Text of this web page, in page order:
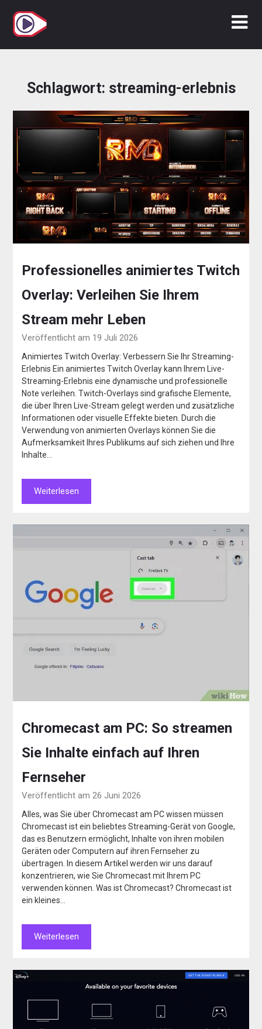
Inhalt
springen
Schlagwort: streaming-erlebnis
Professionelles animiertes Twitch
Overlay: Verleihen Sie Ihrem
Stream mehr Leben
Veröffentlicht am 19 Juli 2026
Animiertes Twitch Overlay: Verbessern Sie Ihr Streaming-
Erlebnis Ein animiertes Twitch Overlay kann Ihrem Live-
Streaming-Erlebnis eine dynamische und professionelle
Note verleihen. Twitch-Overlays sind grafische Elemente,
die über Ihren Live-Stream gelegt werden und zusätzliche
Informationen oder visuelle Effekte bieten. Durch die
Verwendung von animierten Overlays können Sie die
Aufmerksamkeit Ihres Publikums auf sich ziehen und Ihre
Inhalte…
Weiterlesen
Chromecast am PC: So streamen
Sie Inhalte einfach auf Ihren
Fernseher
Veröffentlicht am 26 Juni 2026
Alles, was Sie über Chromecast am PC wissen müssen
Chromecast ist ein beliebtes Streaming-Gerät von Google,
das es Benutzern ermöglicht, Inhalte von ihren mobilen
Geräten oder Computern auf ihren Fernseher zu
übertragen. In diesem Artikel werden wir uns darauf
konzentrieren, wie Sie Chromecast mit Ihrem PC
verwenden können. Was ist Chromecast? Chromecast ist
ein kleines…
Weiterlesen